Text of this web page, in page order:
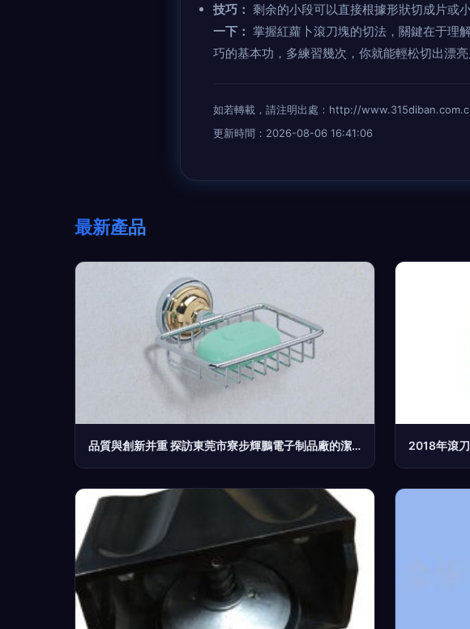
技巧： 剩余的小段可以直接根據形狀切成片或
一下： 掌握紅蘿卜滾刀塊的切法，關鍵在于理
巧的基本功，多練習幾次，你就能輕松切出漂
如若轉載，請注明出處：http://
更新時間：2026-08-06 16:41:06
最新產品
品質與創新并重 探訪東莞市寮步輝鵬電子制品廠的潔康H013滾刀細節 2018年滾